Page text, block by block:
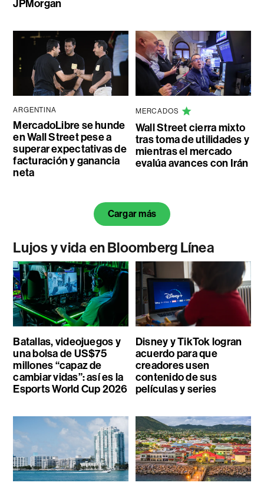
JPMorgan
ARGENTINA
MercadoLibre se hunde
en Wall Street pese a
superar expectativas de
facturación y ganancia
neta
MERCADOS
Wall Street cierra mixto
tras toma de utilidades y
mientras el mercado
evalúa avances con Irán
Cargar más
Lujos y vida en Bloomberg Línea
Batallas, videojuegos y
una bolsa de US$75
millones “capaz de
cambiar vidas”: así es la
Esports World Cup 2026
Disney y TikTok logran
acuerdo para que
creadores usen
contenido de sus
películas y series